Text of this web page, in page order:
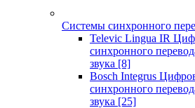
Системы синхронного
Televic Lingua IR
синхронного
звука [8]
Bosch Integrus
синхронного
звука [25]